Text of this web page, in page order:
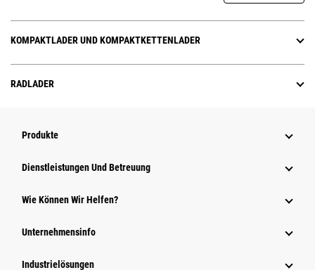
KOMPAKTLADER UND KOMPAKTKETTENLADER
RADLADER
Produkte
Dienstleistungen Und Betreuung
Wie Können Wir Helfen?
Unternehmensinfo
Industrielösungen